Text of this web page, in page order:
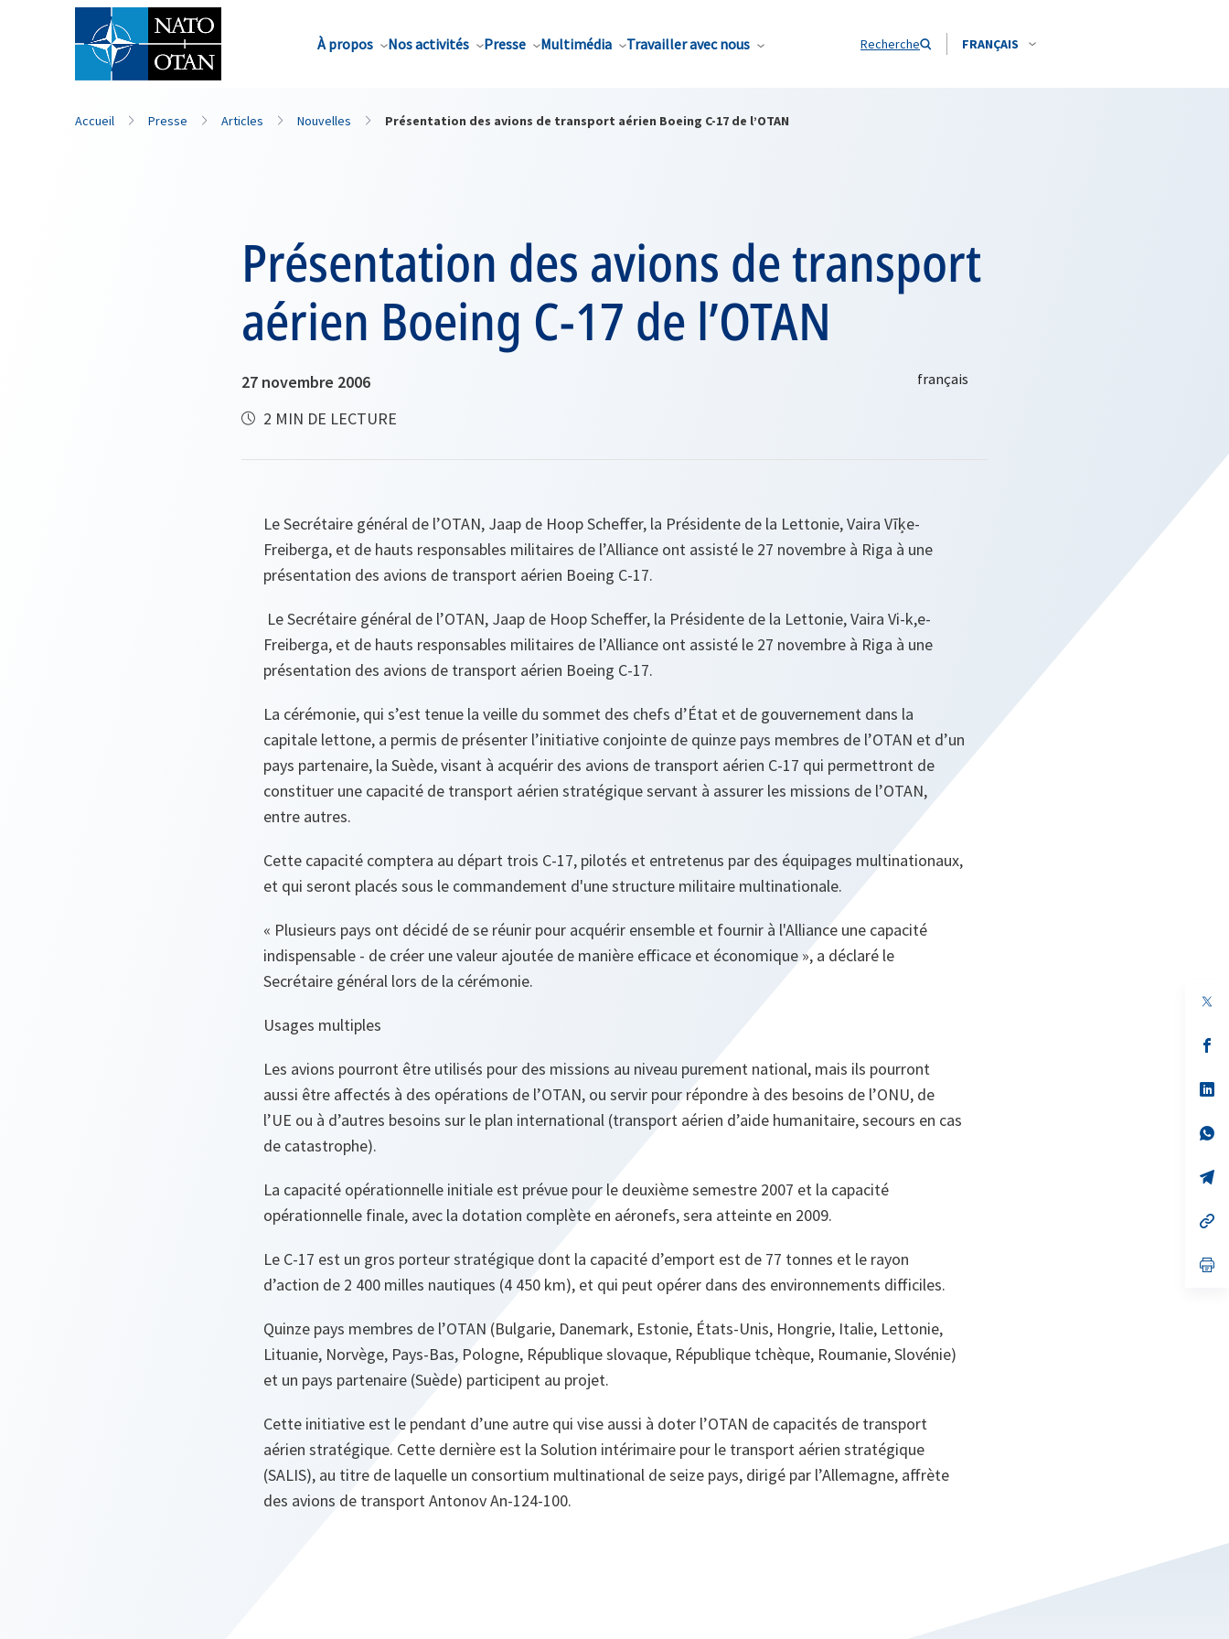
À propos Nos activités Presse Multimédia Travailler avec nous Recherche FRANÇAIS
Nom de famille*
Accueil Presse Articles Nouvelles Présentation des avions de transport aérien Boeing C-17 de l’OTAN
Présentation des avions de transport
aérien Boeing C-17 de l’OTAN
27 novembre 2006
2 MIN DE LECTURE
Le Secrétaire général de l’OTAN, Jaap de Hoop Scheffer, la Présidente de la Lettonie, Vaira Vīķe-
Freiberga, et de hauts responsables militaires de l’Alliance ont assisté le 27 novembre à Riga à une
présentation des avions de transport aérien Boeing C-17.
Le Secrétaire général de l’OTAN, Jaap de Hoop Scheffer, la Présidente de la Lettonie, Vaira Vi-k,e-
Freiberga, et de hauts responsables militaires de l’Alliance ont assisté le 27 novembre à Riga à une
présentation des avions de transport aérien Boeing C-17.
La cérémonie, qui s’est tenue la veille du sommet des chefs d’État et de gouvernement dans la
capitale lettone, a permis de présenter l’initiative conjointe de quinze pays membres de l’OTAN et d’un
pays partenaire, la Suède, visant à acquérir des avions de transport aérien C-17 qui permettront de
constituer une capacité de transport aérien stratégique servant à assurer les missions de l’OTAN,
entre autres.
Cette capacité comptera au départ trois C-17, pilotés et entretenus par des équipages multinationaux,
et qui seront placés sous le commandement d'une structure militaire multinationale.
« Plusieurs pays ont décidé de se réunir pour acquérir ensemble et fournir à l'Alliance une capacité
indispensable - de créer une valeur ajoutée de manière efficace et économique », a déclaré le
Secrétaire général lors de la cérémonie.
Usages multiples
Les avions pourront être utilisés pour des missions au niveau purement national, mais ils pourront
aussi être affectés à des opérations de l’OTAN, ou servir pour répondre à des besoins de l’ONU, de
l’UE ou à d’autres besoins sur le plan international (transport aérien d’aide humanitaire, secours en cas
de catastrophe).
La capacité opérationnelle initiale est prévue pour le deuxième semestre 2007 et la capacité
opérationnelle finale, avec la dotation complète en aéronefs, sera atteinte en 2009.
Le C-17 est un gros porteur stratégique dont la capacité d’emport est de 77 tonnes et le rayon
d’action de 2 400 milles nautiques (4 450 km), et qui peut opérer dans des environnements difficiles.
Quinze pays membres de l’OTAN (Bulgarie, Danemark, Estonie, États-Unis, Hongrie, Italie, Lettonie,
Lituanie, Norvège, Pays-Bas, Pologne, République slovaque, République tchèque, Roumanie, Slovénie)
et un pays partenaire (Suède) participent au projet.
Cette initiative est le pendant d’une autre qui vise aussi à doter l’OTAN de capacités de transport
aérien stratégique. Cette dernière est la Solution intérimaire pour le transport aérien stratégique
(SALIS), au titre de laquelle un consortium multinational de seize pays, dirigé par l’Allemagne, affrète
des avions de transport Antonov An-124-100.